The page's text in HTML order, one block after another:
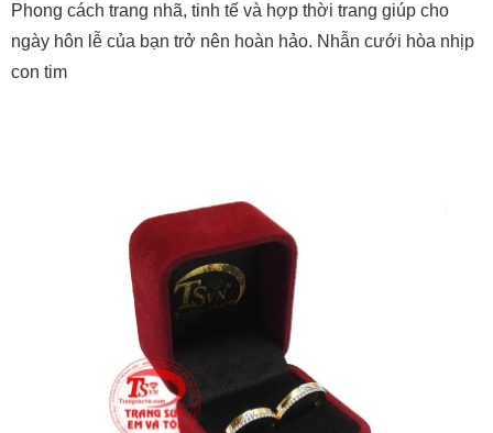
Phong cách trang nhã, tinh tế và hợp thời trang giúp cho
ngày hôn lễ của bạn trở nên hoàn hảo. Nhẫn cưới hòa nhịp
con tim